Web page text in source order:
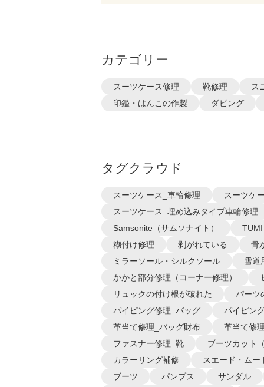
カテゴリー
スーツケース修理 靴修理
ス
印鑑・はんこの作製
ダビング
タグクラウド
スーツケース_車輪修理
スーツケ
スーツケース_埋め込みタイプ車輪修理
Samsonite（サムソナイト）
糊付け修理
剥がれている
骨
ミラーソール・シルクソール
雪道
かかと部分修理（コーナー修理）
リュックの付け根が破れた
パーツ
パイピング修理_バッグ
パイピン
革当て修理_バッグ財布
革当て修
ファスナー修理_靴
ブーツカット
カラーリング補修
スエード・ムー
ブーツ
パンプス
サンダル